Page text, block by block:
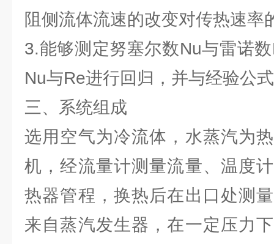
阻侧流体流速的改变对传热速率
3.能够测定努塞尔数Nu与雷诺
Nu与Re进行回归，并与经验公
三、系统组成
选用空气为冷流体，水蒸汽为
机，经流量计测量流量、温度
热器管程，换热后在出口处测
来自蒸汽发生器，在一定压力